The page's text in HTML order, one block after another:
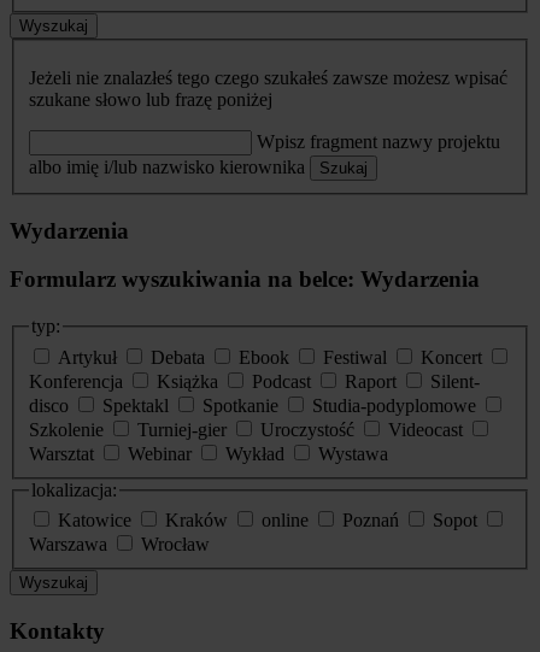
Wyszukaj
Jeżeli nie znalazłeś tego czego szukałeś zawsze możesz wpisać
szukane słowo lub frazę poniżej
Wpisz fragment nazwy projektu
albo imię i/lub nazwisko kierownika
Szukaj
Wydarzenia
Formularz wyszukiwania na belce: Wydarzenia
typ:
Artykuł
Debata Ebook Festiwal
Koncert
Konferencja
Książka Podcast Raport
Silent-
disco
Spektakl Spotkanie
Studia-podyplomowe
Szkolenie
Turniej-gier Uroczystość
Videocast
Warsztat
Webinar Wykład
Wystawa
lokalizacja:
Katowice
Kraków online Poznań
Sopot
Warszawa
Wrocław
Wyszukaj
Kontakty